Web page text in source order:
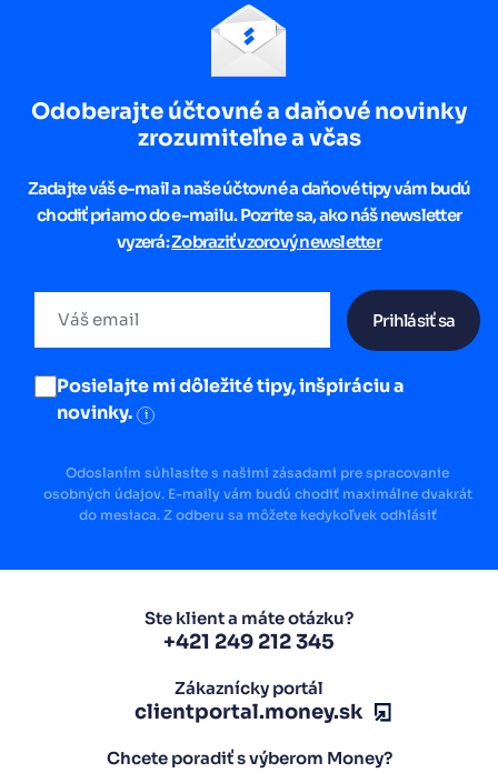
Odoberajte účtovné a daňové novinky
zrozumiteľne a včas
Zadajte váš e-mail a naše účtovné a daňové tipy vám budú
chodiť priamo do e-mailu. Pozrite sa, ako náš newsletter
vyzerá:Zobraziť vzorový newsletter
Prihlásiť sa
Posielajte mi dôležité tipy, inšpiráciu a
novinky.
i
Odoslaním súhlasíte s našimi zásadami pre spracovanie
osobných údajov. E-maily vám budú chodiť maximálne dvakrát
do mesiaca. Z odberu sa môžete kedykoľvek odhlásiť
Ste klient a máte otázku?
+421 249 212 345
Zákaznícky portál
clientportal.money.sk
Chcete poradiť s výberom Money?